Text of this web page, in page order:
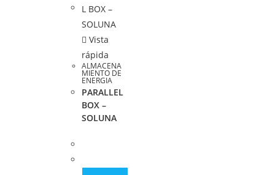
Vista
rápida
ALMACENA
MIENTO DE
ENERGIA
PARALLEL
BOX –
SOLUNA